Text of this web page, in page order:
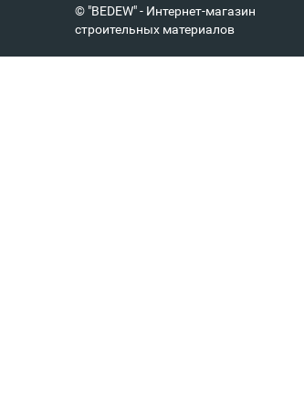
© "BEDEW" - Интернет-магазин
строительных материалов